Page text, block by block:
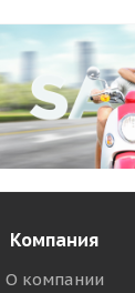
Компания
О компании